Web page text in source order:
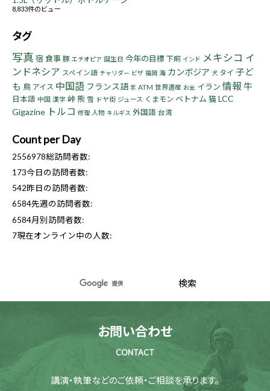
8,833件のビュー
タグ
写真 宿 食事 豚 エチオピア 誕生日 今年の目標 下痢 インド メキシコ イ
ンドネシア スペイン語 チャリダー ビザ 福岡 海 カンボジア 犬 タイ 子ど
も 鳥 アイス 中国語 フランス語 羊 ATM 世界遺産 お金 イラン 情報 牛
日本語 中国 漢字 峠熊 雪 ドヤ街 ジュース くまモン ベトナム 猫LCC
Gigazine トルコ 修理 人物 キルギス 外国語 台湾
Count per Day
2556978総訪問者数:
173今日の訪問者数:
542昨日の訪問者数:
6584先週の訪問者数:
6584月別訪問者数:
7現在オンライン中の人数:
お問い合わせ
CONTACT
講演・執筆などのご依頼・ご相談を承ります。